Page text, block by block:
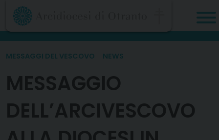
Skip
content
MESSAGGI DEL VESCOVO NEWS
MESSAGGIO
DELL’ARCIVESCOVO